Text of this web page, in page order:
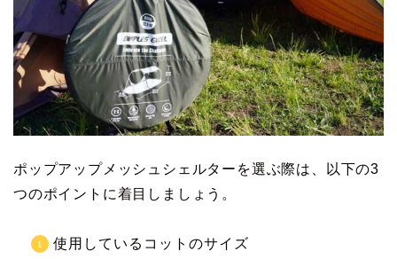
ポップアップメッシュシェルターを選ぶ際は、以下の3
つのポイントに着目しましょう。
使用しているコットのサイズ